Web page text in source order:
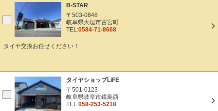
B-STAR
〒503-0848
岐阜県大垣市古宮町
TEL:0584-71-8668
タイヤ交換お任せください！
タイヤショップLiFE
〒501-0123
岐阜県岐阜市鏡島西
TEL:058-253-5218